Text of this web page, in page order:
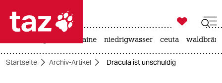
 taz zahl ich
taz zahl ich

taz zahl ich
krieg in der ukraine niedrigwasser ceuta
Startseite Archiv-Artikel Dracula ist unschuldig